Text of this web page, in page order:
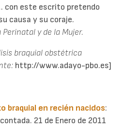
con este escrito pretendo
causa y su coraje.
Perinatal y de la Mujer.
braquial obstétrica
http://www.adayo-pbo.es]
braquial en recién nacidos:
21 de Enero de 2011